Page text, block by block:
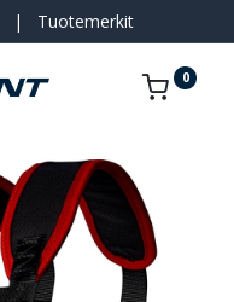
| Tuotemerkit
0